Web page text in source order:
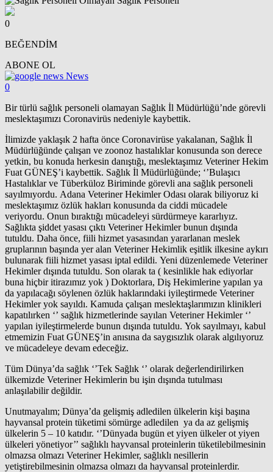
0
BEĞENDİM
ABONE OL
News
0
Bir türlü sağlık personeli olamayan Sağlık İl Müdürlüğü’nde görevli
meslektaşımızı Coronavirüs nedeniyle kaybettik.
İlimizde yaklaşık 2 hafta önce Coronavirüse yakalanan, Sağlık İl
Müdürlüğünde çalışan ve zoonoz hastalıklar konusunda son derece
yetkin, bu konuda herkesin danıştığı, meslektaşımız Veteriner Hekim
Fuat GÜNEŞ’i kaybettik. Sağlık İl Müdürlüğünde; ‘’Bulaşıcı
Hastalıklar ve Tüberküloz Biriminde görevli ana sağlık personeli
sayılmıyordu. Adana Veteriner Hekimler Odası olarak biliyoruz ki
meslektaşımız özlük hakları konusunda da ciddi mücadele
veriyordu. Onun bıraktığı mücadeleyi sürdürmeye kararlıyız.
Sağlıkta şiddet yasası çıktı Veteriner Hekimler bunun dışında
tutuldu. Daha önce, fiili hizmet yasasından yararlanan meslek
gruplarının başında yer alan Veteriner Hekimlik eşitlik ilkesine aykırı
bulunarak fiili hizmet yasası iptal edildi. Yeni düzenlemede Veteriner
Hekimler dışında tutuldu. Son olarak ta ( kesinlikle hak ediyorlar
buna hiçbir itirazımız yok ) Doktorlara, Diş Hekimlerine yapılan ya
da yapılacağı söylenen özlük haklarındaki iyileştirmede Veteriner
Hekimler yok sayıldı. Kamuda çalışan meslektaşlarımızın klinikleri
kapatılırken ‘’ sağlık hizmetlerinde sayılan Veteriner Hekimler ‘’
yapılan iyileştirmelerde bunun dışında tutuldu. Yok sayılmayı, kabul
etmemizin Fuat GÜNEŞ’in anısına da saygısızlık olarak algılıyoruz
ve mücadeleye devam edeceğiz.
Tüm Dünya’da sağlık ‘’Tek Sağlık ‘’ olarak değerlendirilirken
ülkemizde Veteriner Hekimlerin bu işin dışında tutulması
anlaşılabilir değildir.
Unutmayalım; Dünya’da gelişmiş adledilen ülkelerin kişi başına
hayvansal protein tüketimi sömürge adledilen ya da az gelişmiş
ülkelerin 5 – 10 katıdır. ‘’Dünyada bugün et yiyen ülkeler ot yiyen
ülkeleri yönetiyor’’ sağlıklı hayvansal proteinlerin tüketilebilmesinin
olmazsa olmazı Veteriner Hekimler, sağlıklı nesillerin
yetiştirebilmesinin olmazsa olmazı da hayvansal proteinlerdir.